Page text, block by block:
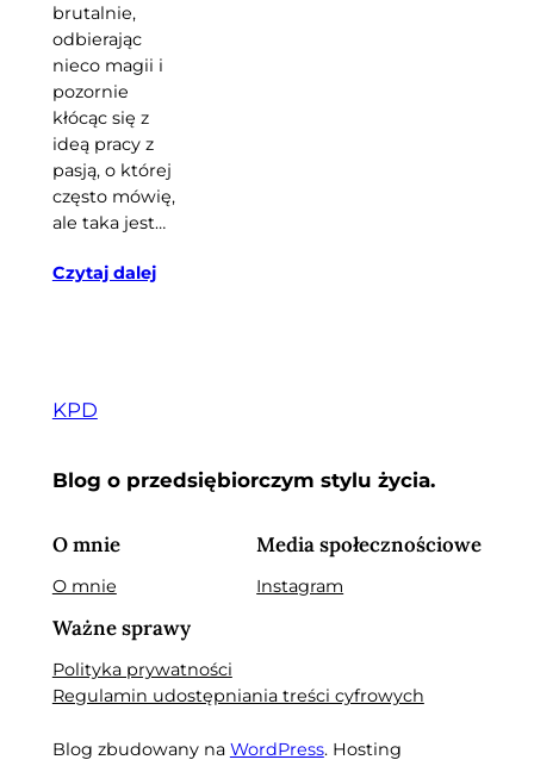
brutalnie,
odbierając
nieco magii i
pozornie
kłócąc się z
ideą pracy z
pasją, o której
często mówię,
ale taka jest…
Czytaj dalej
KPD
Blog o przedsiębiorczym stylu życia.
O mnie
O mnie
Media społecznościowe
Instagram
Ważne sprawy
Polityka prywatności
Regulamin udostępniania treści cyfrowych
Blog zbudowany na WordPress. Hosting